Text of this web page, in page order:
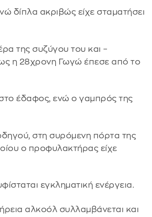
δίπλα ακριβώς είχε σταματήσει
της συζύγου του και –
η 28χρονη Γωγώ έπεσε από το
στο έδαφος, ενώ ο γαμπρός της
στη συρόμενη πόρτα της
ο προφυλακτήρας είχε
εγκληματική ενέργεια.
αλκοόλ συλλαμβάνεται και